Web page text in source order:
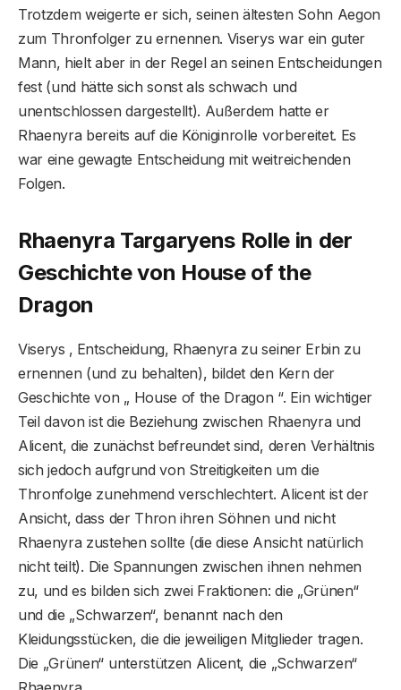
Trotzdem weigerte er sich, seinen ältesten Sohn Aegon
zum Thronfolger zu ernennen. Viserys war ein guter
Mann, hielt aber in der Regel an seinen Entscheidungen
fest (und hätte sich sonst als schwach und
unentschlossen dargestellt). Außerdem hatte er
Rhaenyra bereits auf die Königinrolle vorbereitet. Es
war eine gewagte Entscheidung mit weitreichenden
Folgen.
Rhaenyra Targaryens Rolle in der
Geschichte von House of the
Dragon
Viserys ‚ Entscheidung, Rhaenyra zu seiner Erbin zu
ernennen (und zu behalten), bildet den Kern der
Geschichte von „ House of the Dragon “. Ein wichtiger
Teil davon ist die Beziehung zwischen Rhaenyra und
Alicent, die zunächst befreundet sind, deren Verhältnis
sich jedoch aufgrund von Streitigkeiten um die
Thronfolge zunehmend verschlechtert. Alicent ist der
Ansicht, dass der Thron ihren Söhnen und nicht
Rhaenyra zustehen sollte (die diese Ansicht natürlich
nicht teilt). Die Spannungen zwischen ihnen nehmen
zu, und es bilden sich zwei Fraktionen: die „Grünen“
und die „Schwarzen“, benannt nach den
Kleidungsstücken, die die jeweiligen Mitglieder tragen.
Die „Grünen“ unterstützen Alicent, die „Schwarzen“